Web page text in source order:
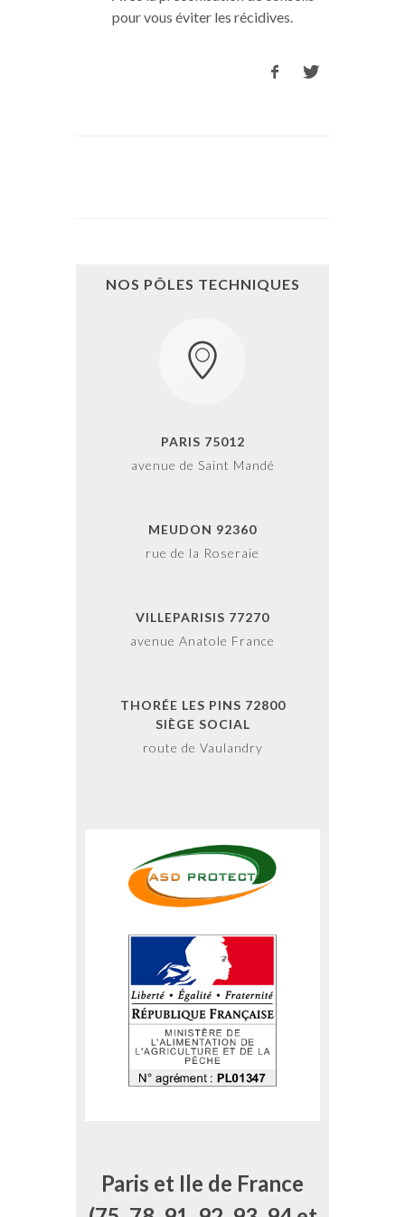
pour vous éviter les récidives.
NOS PÔLES TECHNIQUES
PARIS 75012
avenue de Saint Mandé
MEUDON 92360
rue de la Roseraie
VILLEPARISIS 77270
avenue Anatole France
THORÉE LES PINS 72800
SIÈGE SOCIAL
route de Vaulandry
Paris et Ile de France